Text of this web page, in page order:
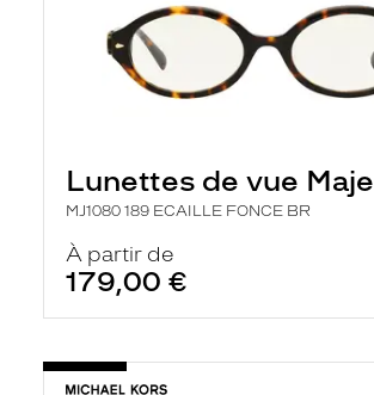
Lunettes de vue Maje
MJ1080 189 ECAILLE FONCE BR
À partir de
179,00 €